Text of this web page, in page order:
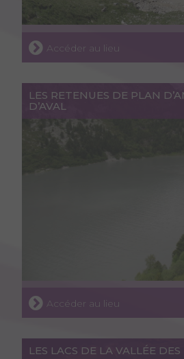
Accéder au lieu
LES RETENUES DE PLAN
D’AVAL
Accéder au lieu
LES LACS DE LA VALLÉE